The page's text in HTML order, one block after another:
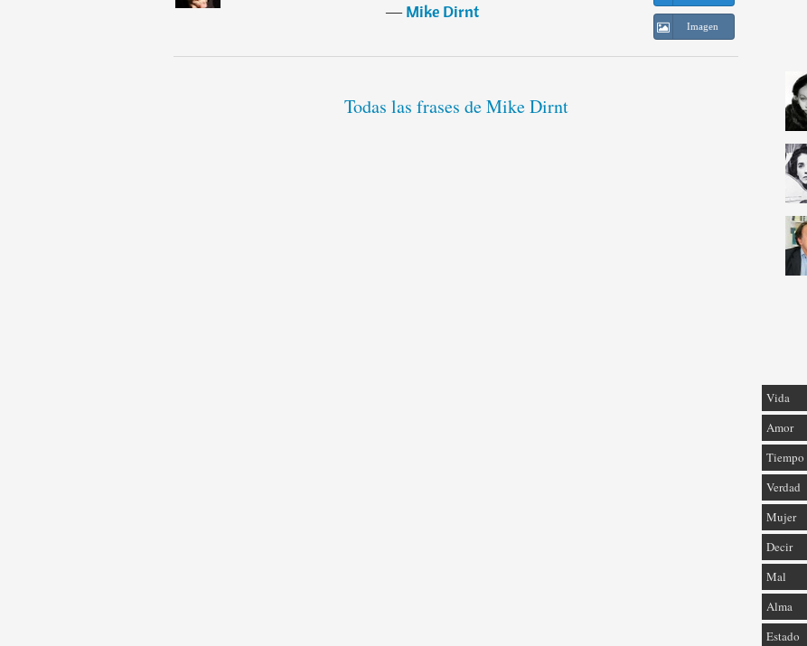
―Mike Dirnt
Imagen
Todas las frases de Mike Dirnt
Vida
Amor
Tiempo
Verdad
Mujer
Decir
Mal
Alma
Estado